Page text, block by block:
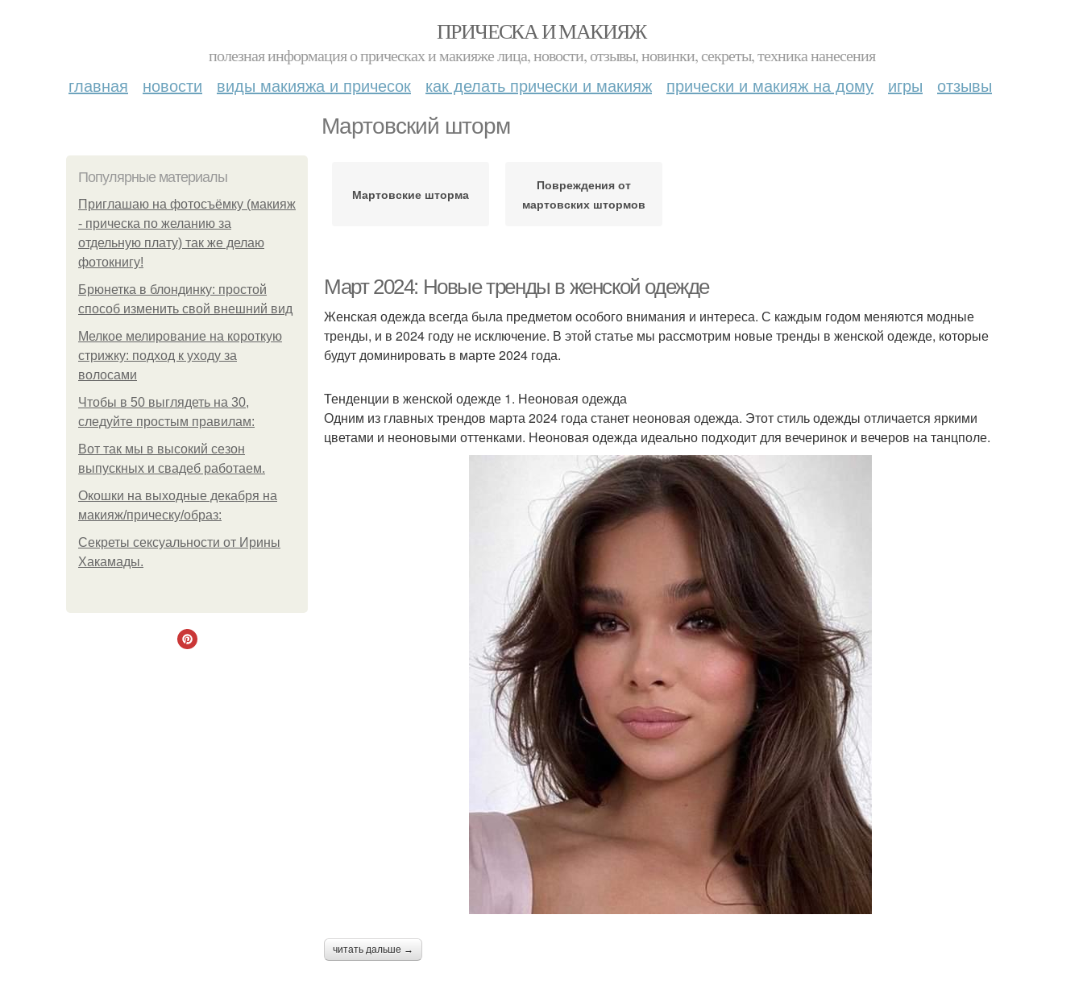
ПРИЧЕСКА И МАКИЯЖ
полезная информация о прическах и макияже лица, новости, отзывы, новинки, секреты, техника нанесения
главная новости виды макияжа и причесок как делать прически и макияж прически и макияж на дому игры отзывы
Мартовский шторм
Популярные материалы
Приглашаю на фотосъёмку (макияж
- прическа по желанию за
отдельную плату) так же делаю
фотокнигу!
Брюнетка в блондинку: простой
способ изменить свой внешний вид
Мелкое мелирование на короткую
стрижку: подход к уходу за
волосами
Чтобы в 50 выглядеть на 30,
следуйте простым правилам:
Вот так мы в высокий сезон
выпускных и свадеб работаем.
Окошки на выходные декабря на
макияж/прическу/образ:
Секреты сексуальности от Ирины
Хакамады.
Мартовские шторма
Повреждения от
мартовских штормов
Март 2024: Новые тренды в женской одежде
Женская одежда всегда была предметом особого внимания и интереса. С каждым годом меняются модные
тренды, и в 2024 году не исключение. В этой статье мы рассмотрим новые тренды в женской одежде, которые
будут доминировать в марте 2024 года.
Тенденции в женской одежде 1. Неоновая одежда
Одним из главных трендов марта 2024 года станет неоновая одежда. Этот стиль одежды отличается яркими
цветами и неоновыми оттенками. Неоновая одежда идеально подходит для вечеринок и вечеров на танцполе.
читать дальше →